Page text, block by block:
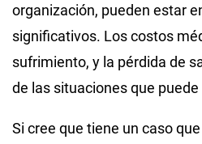
organización, pueden estar
significativos. Los costos
sufrimiento, y la pérdida de
de las situaciones que
Si cree que tiene un caso